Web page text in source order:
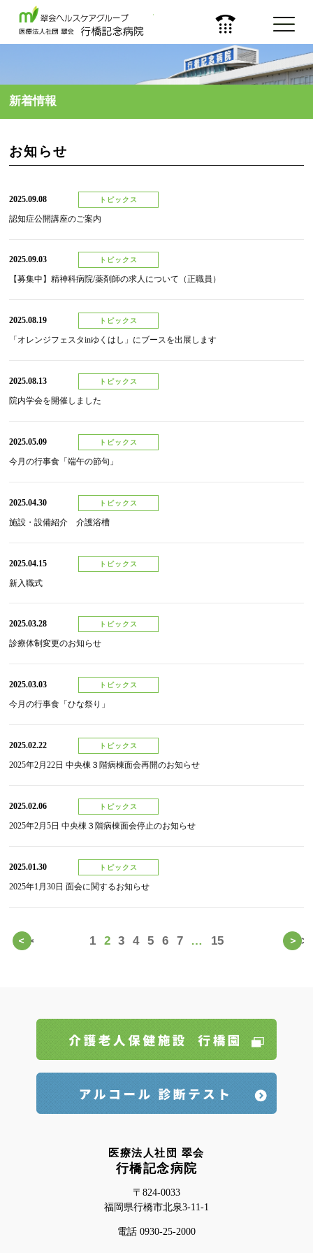
新着情報
お知らせ
2025.09.08 トピックス
認知症公開講座のご案内
2025.09.03 トピックス
【募集中】精神科病院/薬剤師の求人について（正職員）
2025.08.19 トピックス
「オレンジフェスタinゆくはし」にブースを出展します
2025.08.13 トピックス
院内学会を開催しました
2025.05.09 トピックス
今月の行事食「端午の節句」
2025.04.30 トピックス
施設・設備紹介 介護浴槽
2025.04.15 トピックス
新入職式
2025.03.28 トピックス
診療体制変更のお知らせ
2025.03.03 トピックス
今月の行事食「ひな祭り」
2025.02.22 トピックス
2025年2月22日 中央棟３階病棟面会再開のお知らせ
2025.02.06 トピックス
2025年2月5日 中央棟３階病棟面会停止のお知らせ
2025.01.30 トピックス
2025年1月30日 面会に関するお知らせ
< 1 2 3 4 5 6 7 … 15 >
医療法人社団 翠会
行橋記念病院
〒824-0033
福岡県行橋市北泉3-11-1
電話 0930-25-2000